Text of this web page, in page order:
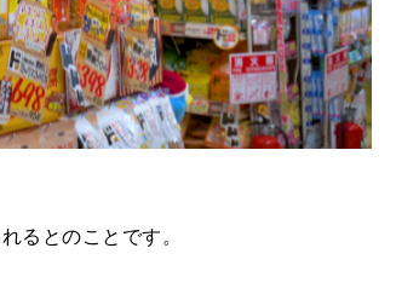
るとのことです。